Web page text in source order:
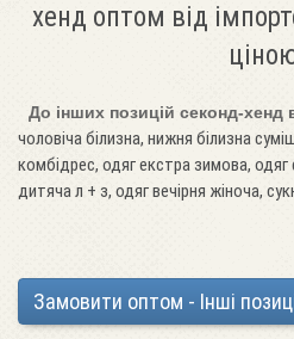
хенд оптом від
До інших позицій секонд-хенд
чоловіча білизна, нижня білизна
комбідрес, одяг екстра зимова, одяг
дитяча л + з, одяг вечірня жіноча,
Замовити оптом - Інші